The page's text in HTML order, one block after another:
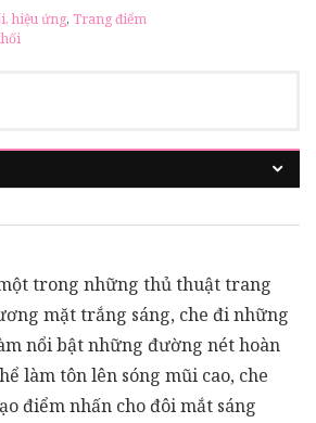
hiệu ứng, Trang điểm
trong những thủ thuật trang
mặt trắng sáng, che đi những
nổi bật những đường nét hoàn
làm tôn lên sóng mũi cao, che
điểm nhấn cho đôi mắt sáng